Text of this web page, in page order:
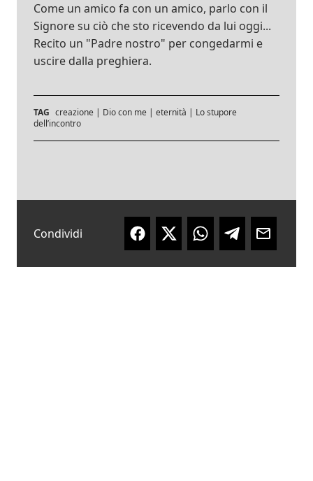
Come un amico fa con un amico, parlo con il
Signore su ciò che sto ricevendo da lui oggi...
Recito un "Padre nostro" per congedarmi e
uscire dalla preghiera.
TAG creazione | Dio con me | eternità | Lo stupore
dell’incontro
Condividi